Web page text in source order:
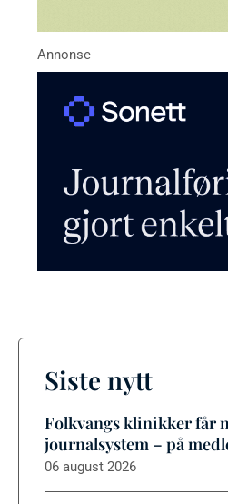
Siste nytt
Folkvangs klinikker får
journalsystem – på
06 august 2026